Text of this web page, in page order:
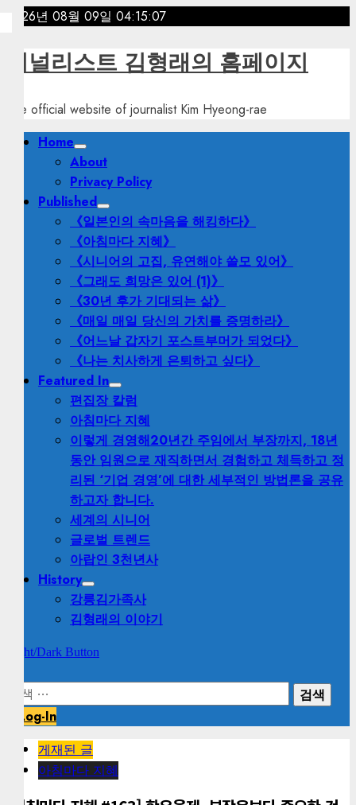
Skip
content
2026년 08월 09일 04:15:09
저널리스트 김형래의 홈페이지
The official website of journalist Kim Hyeong-rae
PrimaryHome
About
Privacy Policy
Published
《일본인의 속마음을 해킹하다》
《아침마다 지혜》
《시니어의 고집, 유연해야 쓸모 있어》
《그래도 희망은 있어 (1)》
《30년 후가 기대되는 삶》
《매일 매일 당신의 가치를 증명하라》
《어느날 갑자기 포스트부머가 되었다》
《나는 치사하게 은퇴하고 싶다》
Featured In
편집장 칼럼
아침마다 지혜
이렇게 경영해20년간 주임에서 부장까지, 18년
동안 임원으로 재직하면서 경험하고 체득하고 정
리된 ‘기업 경영’에 대한 세부적인 방법론을 공유
하고자 합니다.
세계의 시니어
글로벌 트렌드
아랍인 3천년사
History
강릉김가족사
김형래의 이야기
Light/Dark Button
Log-In
게재된 글
아침마다 지혜